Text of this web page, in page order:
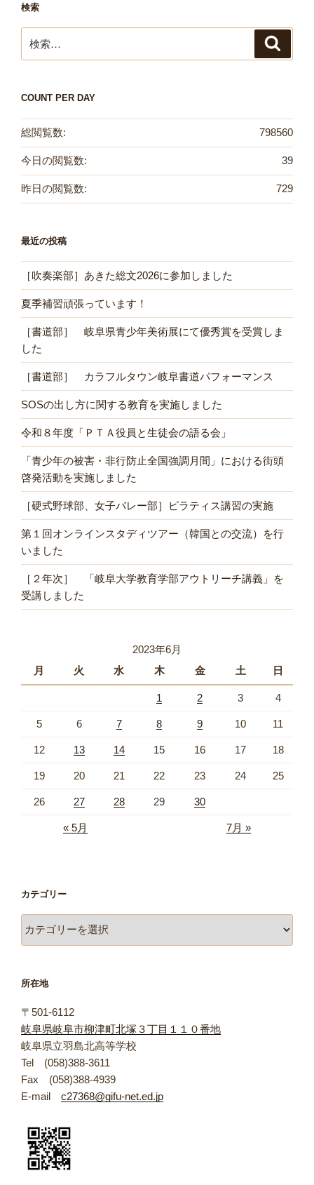
検索
索:
COUNT PER DAY
798560
総閲覧数:
39
今日の閲覧数:
729
昨日の閲覧数:
最近の投稿
［吹奏楽部］あきた総文2026に参加しました
夏季補習頑張っています！
［書道部］ 岐阜県青少年美術展にて優秀賞を受賞しま
した
［書道部］ カラフルタウン岐阜書道パフォーマンス
SOSの出し方に関する教育を実施しました
令和８年度「ＰＴＡ役員と生徒会の語る会」
「青少年の被害・非行防止全国強調月間」における街頭
啓発活動を実施しました
［硬式野球部、女子バレー部］ピラティス講習の実施
第１回オンラインスタディツアー（韓国との交流）を行
いました
［２年次］ 「岐阜大学教育学部アウトリーチ講義」を
受講しました
2023年6月
月
火 水 木 金 土 日
1 2 3 4
5 6 7 8 9 10 11
12 13 14 15 16 17 18
19 20 21 22 23 24 25
26 27 28 29 30
« 5月 7月 »
カテゴリー
テ
ー
所在地
〒501-6112
岐阜県岐阜市柳津町北塚３丁目１１０番地
岐阜県立羽島北高等学校
Tel (058)388-3611
Fax (058)388-4939
E-mail c27368@gifu-net.ed.jp